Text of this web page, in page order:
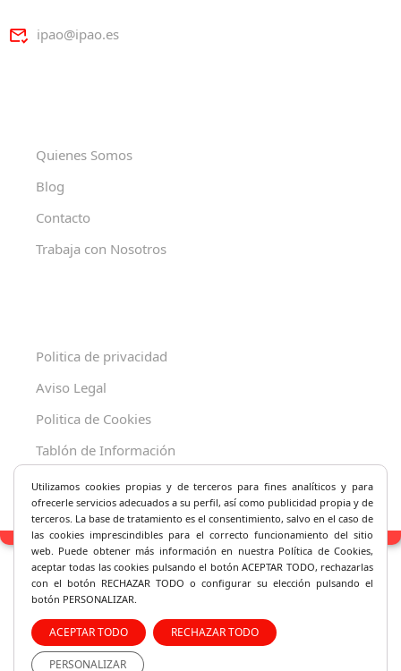
ipao@ipao.es
Quienes Somos
Blog
Contacto
Trabaja con Nosotros
Politica de privacidad
Aviso Legal
Politica de Cookies
Tablón de Información
Decreto 625/2019
Utilizamos cookies propias y de terceros para fines analíticos y para
ofrecerle servicios adecuados a su perfil, así como publicidad propia y de
terceros. La base de tratamiento es el consentimiento, salvo en el caso de
las cookies imprescindibles para el correcto funcionamiento del sitio
web. Puede obtener más información en nuestra Política de Cookies,
aceptar todas las cookies pulsando el botón ACEPTAR TODO, rechazarlas
con el botón RECHAZAR TODO o configurar su elección pulsando el
botón PERSONALIZAR.
ACEPTAR TODO RECHAZAR TODO
PERSONALIZAR